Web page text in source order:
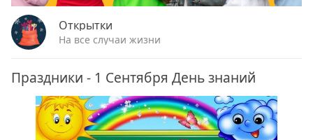
Открытки
На все случаи жизни
Праздники - 1 Сентября День знаний